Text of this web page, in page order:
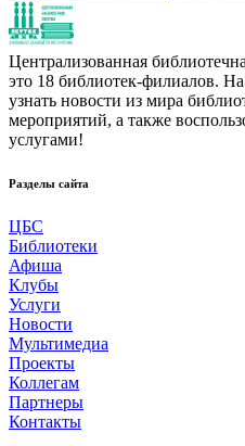
Централизованная
это 18 библиотек-филиалов.
узнать новости из мира
мероприятий, а также
услугами!
Разделы сайта
ЦБС
Библиотеки
Афиша
Клубы
Услуги
Новости
Мультимедиа
Проекты
Коллегам
Партнеры
Контакты